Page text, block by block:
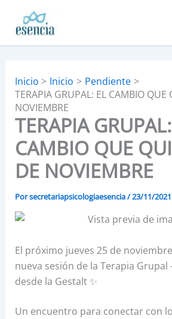
contenido
Inicio Inicio
Pendiente
TERAPIA GRUPAL: EL CAMBIO QUE
NOVIEMBRE
TERAPIA
CAMBIO QUE
DE NOVIEMBRE
Porsecretariapsicologiaesencia/23/11/2021
El próximo jueves 25 de
nueva sesión de la Terapia Grupal
desde la Gestalt ✨
Un encuentro para conectar con